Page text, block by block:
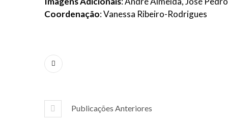
Coordenação: Vanessa Ribeiro-Rodrigues
Publicações Anteriores